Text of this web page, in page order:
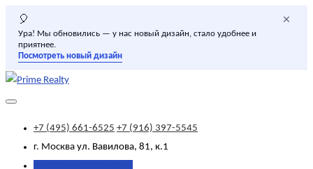
🎈
Ура! Мы обновились — у нас новый дизайн, стало удобнее и
приятнее.
Посмотреть новый дизайн
×
+7 (495) 661-6525 +7 (916) 397-5545
г. Москва ул. Вавилова, 81, к.1